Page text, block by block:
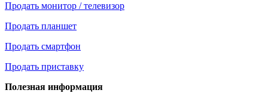
Продать монитор / телевизор
Продать планшет
Продать смартфон
Продать приставку
Полезная информация